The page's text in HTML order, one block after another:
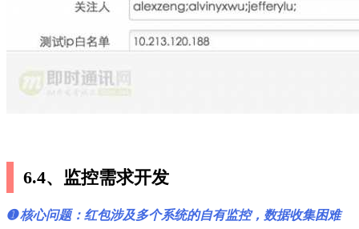
6.4、监控需求开发
➊ 核心问题：红包涉及多个系统的自有监控，数据收集困难